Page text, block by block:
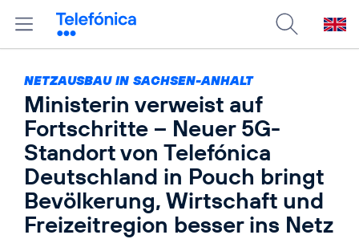
NETZAUSBAU IN SACHSEN-ANHALT
Ministerin verweist auf
Fortschritte – Neuer 5G-
Standort von Telefónica
Deutschland in Pouch bringt
Bevölkerung, Wirtschaft und
Freizeitregion besser ins Netz